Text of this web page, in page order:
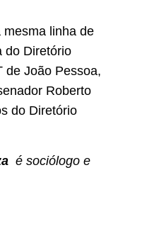
mesma linha de
do Diretório
de João Pessoa,
Roberto
do Diretório
é sociólogo e